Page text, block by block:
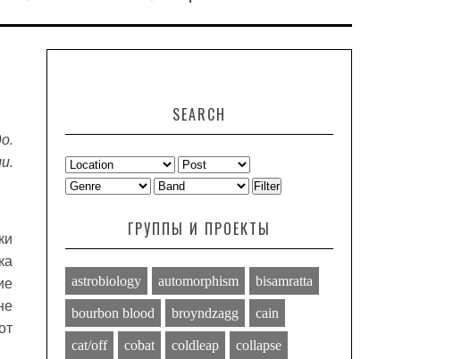
SEARCH
Filter
ГРУППЫ И ПРОЕКТЫ
astrobiology automorphism bisamratta
bourbon blood broyndzagg cain
cat/off cobat coldleap collapse